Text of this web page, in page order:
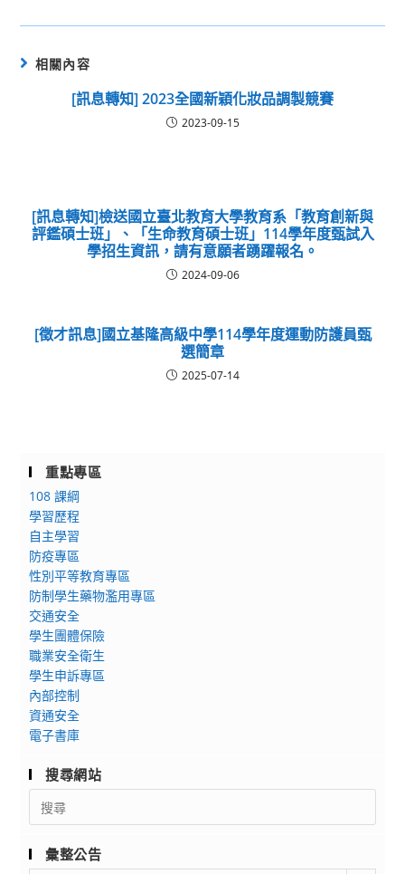
相關內容
[訊息轉知] 2023全國新穎化妝品調製競賽
2023-09-15
[訊息轉知]檢送國立臺北教育大學教育系「教育創新與
評鑑碩士班」、「生命教育碩士班」114學年度甄試入
學招生資訊，請有意願者踴躍報名。
2024-09-06
[徵才訊息]國立基隆高級中學114學年度運動防護員甄
選簡章
2025-07-14
重點專區
108 課綱
學習歷程
自主學習
防疫專區
性別平等教育專區
防制學生藥物濫用專區
交通安全
學生團體保險
職業安全衛生
學生申訴專區
內部控制
資通安全
電子書庫
搜尋網站
Search
for:
彙整公告